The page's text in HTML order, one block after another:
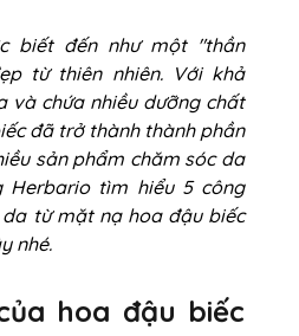
biết đến như một "thần
từ thiên nhiên. Với khả
và chứa nhiều dưỡng chất
đã trở thành thành phần
sản phẩm chăm sóc da
Herbario tìm hiểu 5 công
từ mặt nạ hoa đậu biếc
nhé.
hoa đậu biếc